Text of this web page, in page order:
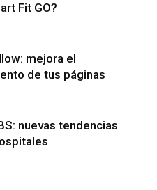
Fit GO?
mejora el
de tus páginas
nuevas tendencias